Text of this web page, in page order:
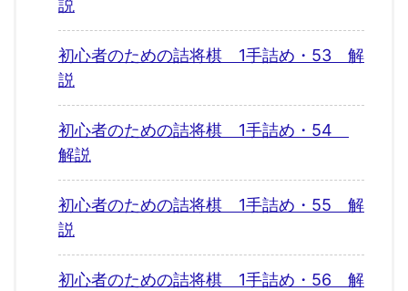
説
初心者のための詰将棋 1手詰め・53 解
説
初心者のための詰将棋 1手詰め・54
解説
初心者のための詰将棋 1手詰め・55 解
説
初心者のための詰将棋 1手詰め・56 解